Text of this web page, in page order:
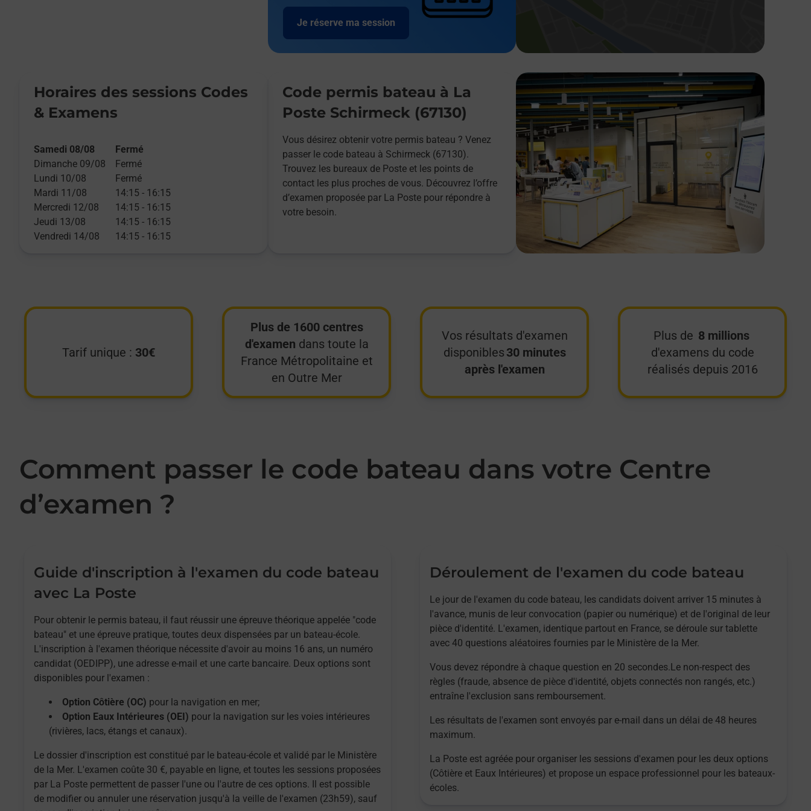
Je réserve ma session
Horaires des sessions Codes
& Examens
Samedi 08/08
Fermé
Dimanche 09/08
Fermé
Lundi 10/08
Fermé
Mardi 11/08
14:15 - 16:15
Mercredi 12/08
14:15 - 16:15
Jeudi 13/08
14:15 - 16:15
Vendredi 14/08
14:15 - 16:15
Code permis bateau à La
Poste Schirmeck (67130)
Vous désirez obtenir votre permis bateau ? Venez
passer le code bateau à Schirmeck (67130).
Trouvez les bureaux de Poste et les points de
contact les plus proches de vous. Découvrez l’offre
d’examen proposée par La Poste pour répondre à
votre besoin.
Tarif unique : 30€
Plus de 1600 centres
d'examen dans toute la
France Métropolitaine et
en Outre Mer
Vos résultats d'examen
disponibles 30 minutes
après l'examen
Plus de 8 millions
d'examens du code
réalisés depuis 2016
Comment passer le code bateau dans votre Centre
d’examen ?
Guide d'inscription à l'examen du code bateau
avec La Poste
Pour obtenir le permis bateau, il faut réussir une épreuve théorique appelée "code
bateau" et une épreuve pratique, toutes deux dispensées par un bateau-école.
L'inscription à l'examen théorique nécessite d'avoir au moins 16 ans, un numéro
candidat (OEDIPP), une adresse e-mail et une carte bancaire. Deux options sont
disponibles pour l'examen :
Option Côtière (OC) pour la navigation en mer;
Option Eaux Intérieures (OEI) pour la navigation sur les voies intérieures
(rivières, lacs, étangs et canaux).
Le dossier d'inscription est constitué par le bateau-école et validé par le Ministère
de la Mer. L'examen coûte 30 €, payable en ligne, et toutes les sessions proposées
par La Poste permettent de passer l'une ou l'autre de ces options. Il est possible
de modifier ou annuler une réservation jusqu'à la veille de l'examen (23h59), sauf
Déroulement de l'examen du code bateau
Le jour de l'examen du code bateau, les candidats doivent arriver 15 minutes à
l'avance, munis de leur convocation (papier ou numérique) et de l'original de leur
pièce d'identité. L'examen, identique partout en France, se déroule sur tablette
avec 40 questions aléatoires fournies par le Ministère de la Mer.
Vous devez répondre à chaque question en 20 secondes.Le non-respect des
règles (fraude, absence de pièce d'identité, objets connectés non rangés, etc.)
entraîne l'exclusion sans remboursement.
Les résultats de l'examen sont envoyés par e-mail dans un délai de 48 heures
maximum.
La Poste est agréée pour organiser les sessions d'examen pour les deux options
(Côtière et Eaux Intérieures) et propose un espace professionnel pour les bateaux-
écoles.